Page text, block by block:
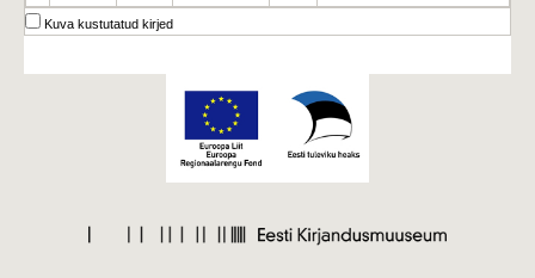
Kuva kustutatud kirjed